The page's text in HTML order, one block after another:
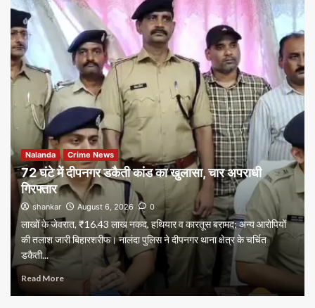
Nalanda Crime News
72 घंटे में दीपनगर डकैती कांड का खुलासा, चार अपराधी
गिरफ्तार
shankar August 6, 2026 0
लाखों के जेवरात, ₹16.43 लाख नकद, हथियार व कारतूस बरामद; अन्य आरोपियों
की तलाश जारी बिहारशरीफ। नालंदा पुलिस ने दीपनगर थाना क्षेत्र के चर्चित
डकैती...
Read More